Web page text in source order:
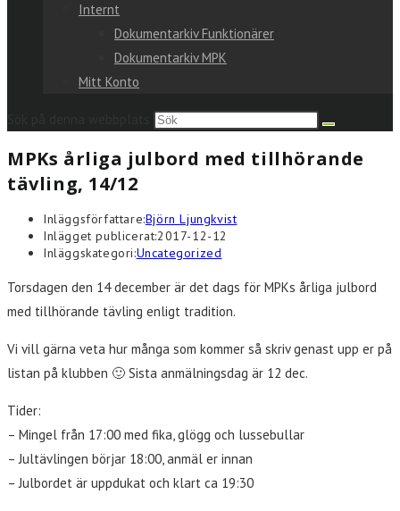
Internt
Dokumentarkiv Funktionärer
Dokumentarkiv MPK
Mitt Konto
MPKs årliga julbord med tillhörande
tävling, 14/12
Inläggsförfattare:Björn Ljungkvist
Inlägget publicerat:2017-12-12
Inläggskategori:Uncategorized
Torsdagen den 14 december är det dags för MPKs årliga julbord
med tillhörande tävling enligt tradition.
Vi vill gärna veta hur många som kommer så skriv genast upp er på
listan på klubben 🙂 Sista anmälningsdag är 12 dec.
Tider:
– Mingel från 17:00 med fika, glögg och lussebullar
– Jultävlingen börjar 18:00, anmäl er innan
– Julbordet är uppdukat och klart ca 19:30